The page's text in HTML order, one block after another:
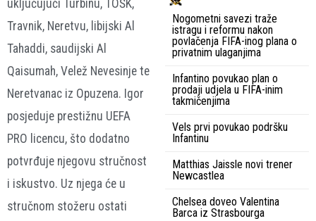
uključujući Turbinu, TOŠK,
Travnik, Neretvu, libijski Al
Tahaddi, saudijski Al
Qaisumah, Velež Nevesinje te
Neretvanac iz Opuzena. Igor
posjeduje prestižnu UEFA
PRO licencu, što dodatno
potvrđuje njegovu stručnost
i iskustvo. Uz njega će u
stručnom stožeru ostati
Nogometni savezi traže
istragu i reformu nakon
povlačenja FIFA-inog plana o
privatnim ulaganjima
Infantino povukao plan o
prodaji udjela u FIFA-inim
takmičenjima
Vels prvi povukao podršku
Infantinu
Matthias Jaissle novi trener
Newcastlea
Chelsea doveo Valentina
Barca iz Strasbourga